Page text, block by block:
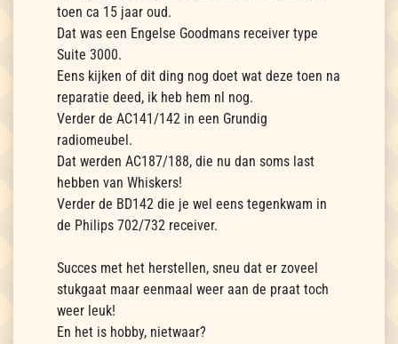
toen ca 15 jaar oud.
Dat was een Engelse Goodmans receiver type
Suite 3000.
Eens kijken of dit ding nog doet wat deze toen na
reparatie deed, ik heb hem nl nog.
Verder de AC141/142 in een Grundig
radiomeubel.
Dat werden AC187/188, die nu dan soms last
hebben van Whiskers!
Verder de BD142 die je wel eens tegenkwam in
de Philips 702/732 receiver.
Succes met het herstellen, sneu dat er zoveel
stukgaat maar eenmaal weer aan de praat toch
weer leuk!
En het is hobby, nietwaar?